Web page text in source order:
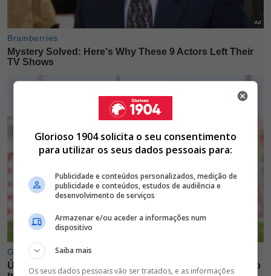
Glorioso 1904 solicita o seu consentimento
para utilizar os seus dados pessoais para:
Publicidade e conteúdos personalizados, medição de
publicidade e conteúdos, estudos de audiência e
desenvolvimento de serviços
Armazenar e/ou aceder a informações num
dispositivo
Saiba mais
Os seus dados pessoais vão ser tratados, e as informações